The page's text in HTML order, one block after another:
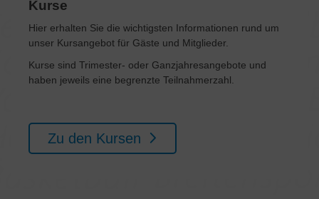
Kurse
Hier erhalten Sie die wichtigsten Informationen rund um
unser Kursangebot für Gäste und Mitglieder.
Kurse sind Trimester- oder Ganzjahresangebote und
haben jeweils eine begrenzte Teilnahmerzahl.
Zu den Kursen